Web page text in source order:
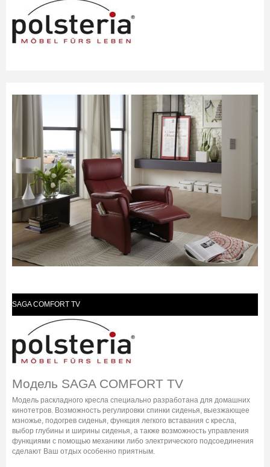
SAGA COMFORT TV
Модель SAGA COMFORT TV
Модель раскладного кресла специально разработана для домашних
кинотетров. Возможность регулировки спинки сиденья, выезжающее
мзножье, подогрев сиденья, функция легкого вставания с кресла,
выбор глубины и ширины сиденья, а также возможность управления
функциями с помощью механики либо электрического подсоединения
сделают Ваш отдых особенно приятным.